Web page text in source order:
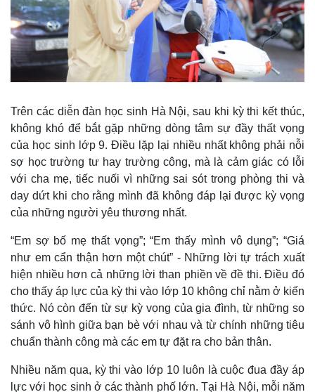
Kinh tế
Bất động sản
Khởi nghiệp
Thị trường
Giá vàng
Tiêu dùng
Tỷ giá
Chứng khoán
Giá cà phê
Trên các diễn đàn học sinh Hà Nội, sau khi kỳ thi kết thúc,
không khó để bắt gặp những dòng tâm sự đầy thất vọng
của học sinh lớp 9. Điều lặp lại nhiều nhất không phải nỗi
sợ học trường tư hay trường công, mà là cảm giác có lỗi
với cha mẹ, tiếc nuối vì những sai sót trong phòng thi và
day dứt khi cho rằng mình đã không đáp lại được kỳ vọng
của những người yêu thương nhất.
“Em sợ bố mẹ thất vọng”; “Em thấy mình vô dụng”; “Giá
như em cẩn thận hơn một chút” - Những lời tự trách xuất
hiện nhiều hơn cả những lời than phiền về đề thi. Điều đó
cho thấy áp lực của kỳ thi vào lớp 10 không chỉ nằm ở kiến
thức. Nó còn đến từ sự kỳ vọng của gia đình, từ những so
sánh vô hình giữa bạn bè với nhau và từ chính những tiêu
chuẩn thành công mà các em tự đặt ra cho bản thân.
Nhiều năm qua, kỳ thi vào lớp 10 luôn là cuộc đua đầy áp
lực với học sinh ở các thành phố lớn. Tại Hà Nội, mỗi năm